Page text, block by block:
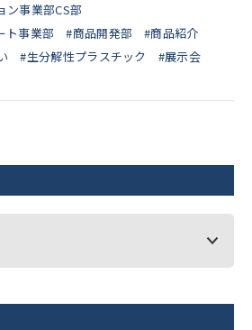
ン事業部CS部
ト事業部
#商品開発部
#商品紹介
#生分解性プラスチック
#展示会